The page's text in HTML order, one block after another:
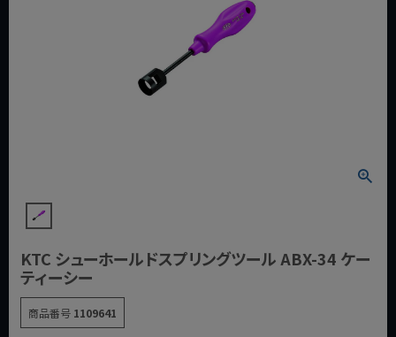
KTC シューホールドスプリングツール ABX-34 ケー
ティーシー
商品番号 1109641